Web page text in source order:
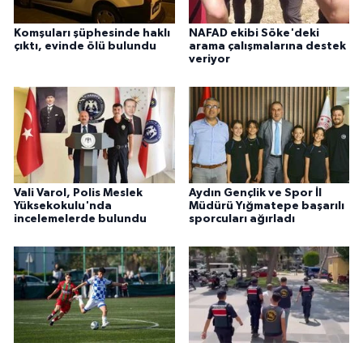
Komşuları şüphesinde haklı
çıktı, evinde ölü bulundu
NAFAD ekibi Söke'deki
arama çalışmalarına destek
veriyor
Vali Varol, Polis Meslek
Yüksekokulu'nda
incelemelerde bulundu
Aydın Gençlik ve Spor İl
Müdürü Yığmatepe başarılı
sporcuları ağırladı
SİYASET
TEKNOLOJİ
Turizm
ÜLKE GÜNDEMİ
YAŞAM
YEREL
Yerel Haberler